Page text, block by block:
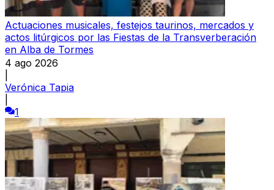
Actuaciones musicales, festejos taurinos, mercados y
actos litúrgicos por las Fiestas de la Transverberación
en Alba de Tormes
4 ago 2026
Verónica Tapia
1